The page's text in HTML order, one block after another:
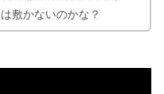
敷かないのかな？